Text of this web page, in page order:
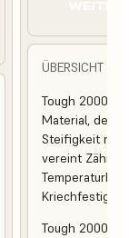
ÜBERSICHT
Tough 2000
Material,
Steifigkeit mit
vereint
Tough 2000